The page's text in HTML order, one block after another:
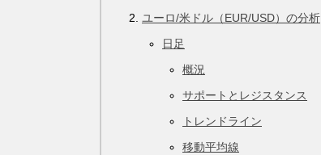
ユーロ/米ドル（EUR/USD）の分析
日足
概況
サポートとレジスタンス
トレンドライン
移動平均線